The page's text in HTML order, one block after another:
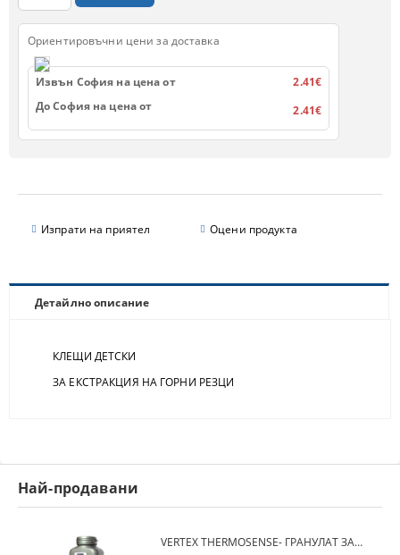
Изпрати на приятел Оцени продукта
Ориентировъчни цени за доставка
Извън София на цена от
2.41€
До София на цена от
2.41€
Детайлно описание
КЛЕЩИ ДЕТСКИ
ЗА ЕКСТРАКЦИЯ НА ГОРНИ РЕЗЦИ
Най-продавани
VERTEX THERMOSENSE- ГРАНУЛАТ ЗА МЕКИ ПРОТЕЗИ